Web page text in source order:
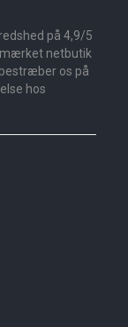
på 4,9/5
netbutik
os på
hos